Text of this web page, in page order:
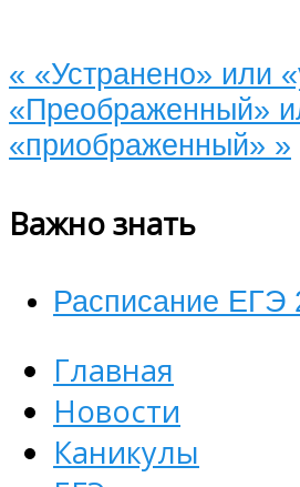
« «Устранено» или
«Преображенный»
«приображенный» »
Важно знать
Расписание ЕГЭ
Главная
Новости
Каникулы